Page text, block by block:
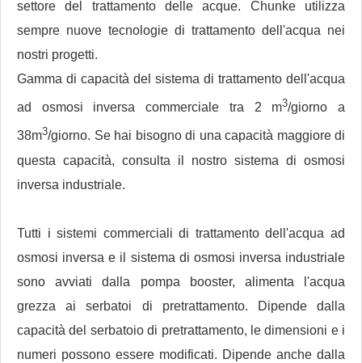
settore del trattamento delle acque. Chunke utilizza
sempre nuove tecnologie di trattamento dell'acqua nei
nostri progetti.
Gamma di capacità del sistema di trattamento dell'acqua
ad osmosi inversa commerciale tra 2 m3/giorno a
38m3/giorno. Se hai bisogno di una capacità maggiore di
questa capacità, consulta il nostro sistema di osmosi
inversa industriale.
Tutti i sistemi commerciali di trattamento dell'acqua ad
osmosi inversa e il sistema di osmosi inversa industriale
sono avviati dalla pompa booster, alimenta l'acqua
grezza ai serbatoi di pretrattamento. Dipende dalla
capacità del serbatoio di pretrattamento, le dimensioni e i
numeri possono essere modificati. Dipende anche dalla